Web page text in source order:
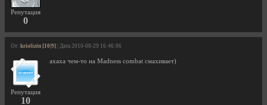
Репутация
0
От: kriolizin [10|9] | Дата 2010-08-29 16:46:06
Репутация
10
ахаха чем-то на Madness combat смахивает)